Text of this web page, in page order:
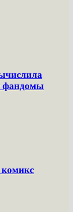
фандомы